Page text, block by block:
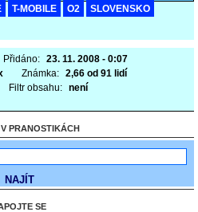
T-MOBILE O2 SLOVENSKO
Přidáno: 23. 11. 2008 - 0:07
Známka: 2,66 od 91 lidí
Filtr obsahu: není
PRANOSTIKÁCH
SE